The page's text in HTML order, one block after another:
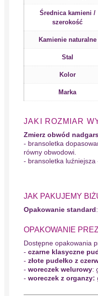
Średnica kamieni /
szerokość
Kamienie naturalne
Stal
Kolor
Marka
JAKI ROZMIAR
Zmierz obwód
- bransoletka
równy obwodowi.
- bransoletka luźniejsza
JAK PAKUJEMY
Opakowanie standard
OPAKOWANIE
Dostępne opakowania
-czarne klasyczne
-złote pudełko z
-woreczek welurowy:
-woreczek z organzy: